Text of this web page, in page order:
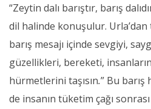
“Zeytin dalı barıştır, barış
dil halinde konuşulur.
barış mesajı içinde sevgiyi,
güzellikleri, bereketi,
hürmetlerini taşısın.” Bu barış
de insanın tüketim çağı